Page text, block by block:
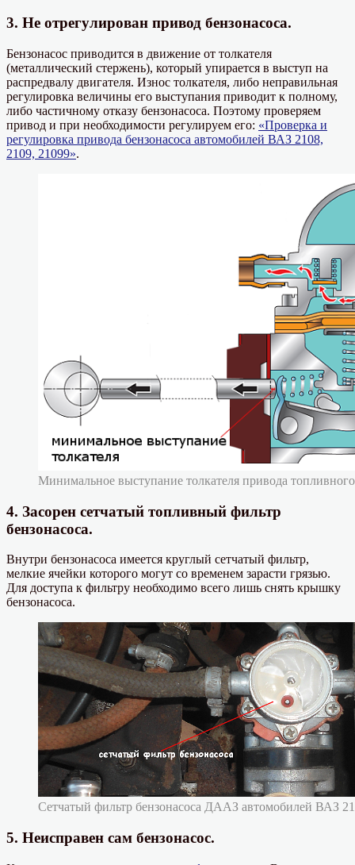
3. Не отрегулирован привод бензонасоса.
Бензонасос приводится в движение от толкателя
(металлический стержень), который упирается в выступ на
распредвалу двигателя. Износ толкателя, либо неправильная
регулировка величины его выступания приводит к полному,
либо частичному отказу бензонасоса. Поэтому проверяем
привод и при необходимости регулируем его: «Проверка и
регулировка привода бензонасоса автомобилей ВАЗ 2108,
2109, 21099».
Минимальное выступание толкателя привода
4. Засорен сетчатый топливный фильтр
бензонасоса.
Внутри бензонасоса имеется круглый сетчатый фильтр,
мелкие ячейки которого могут со временем зарасти грязью.
Для доступа к фильтру необходимо всего лишь снять крышку
бензонасоса.
Сетчатый фильтр бензонасоса ДААЗ автомобилей ВАЗ
5. Неисправен сам бензонасос.